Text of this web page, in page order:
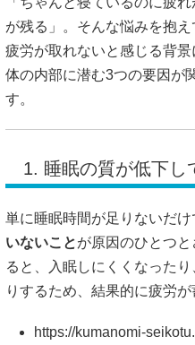
が残る」。そんな悩みを抱え
疲労が取れないと感じる背景
体の内部に潜む3つの要因が
す。
1. 睡眠の質が低下し
単に睡眠時間が足りないだけ
いないことが原因のひとつ
ると、入眠しにくくなった
りするため、結果的に疲労が
https://kumanomi-